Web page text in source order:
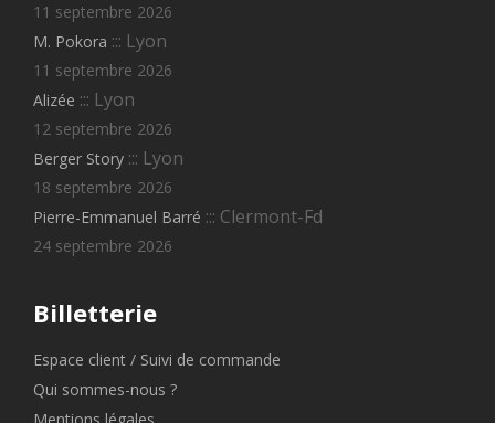
11 septembre 2026
M. Pokora ::: Lyon
11 septembre 2026
Alizée ::: Lyon
12 septembre 2026
Berger Story ::: Lyon
18 septembre 2026
Pierre-Emmanuel Barré ::: Clermont-Fd
24 septembre 2026
Billetterie
Espace client / Suivi de commande
Qui sommes-nous ?